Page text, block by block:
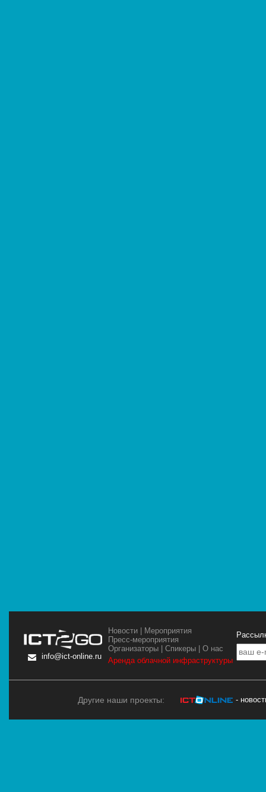
info@ict-online.ru
Новости | Мероприятия
Пресс-мероприятия
Организаторы |Спикеры |О нас
Аренда облачной инфраструктуры
Другие наши проекты: -